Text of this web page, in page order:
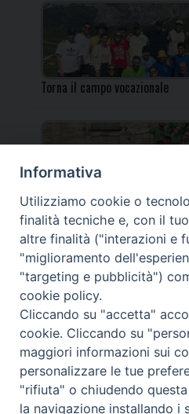
Torna il campo vocazionale
Torna il Campo Missionario
DIOCESI DI FANO
118 - 61032
Tel. 0721 803737 o 826044 |
Note legali|
Informativa
Utilizziamo cookie o
finalità tecniche e, con il
altre finalità ("interazioni e
"miglioramento
"targeting e pubblicità")
cookie policy.
Cliccando su "accetta"
cookie. Cliccando su
maggiori informazioni sui
personalizzare le tue
"rifiuta" o chiudendo
la navigazione installando i